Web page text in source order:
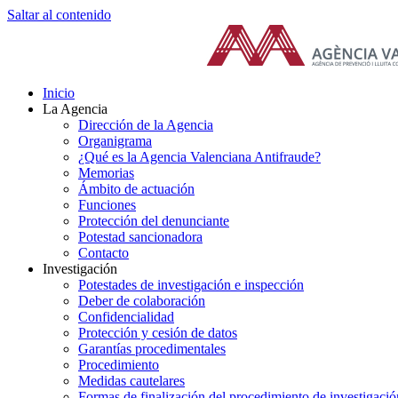
Saltar al contenido
Inicio
La Agencia
Dirección de la Agencia
Organigrama
¿Qué es la Agencia Valenciana Antifraude?
Memorias
Ámbito de actuación
Funciones
Protección del denunciante
Potestad sancionadora
Contacto
Investigación
Potestades de investigación e inspección
Deber de colaboración
Confidencialidad
Protección y cesión de datos
Garantías procedimentales
Procedimiento
Medidas cautelares